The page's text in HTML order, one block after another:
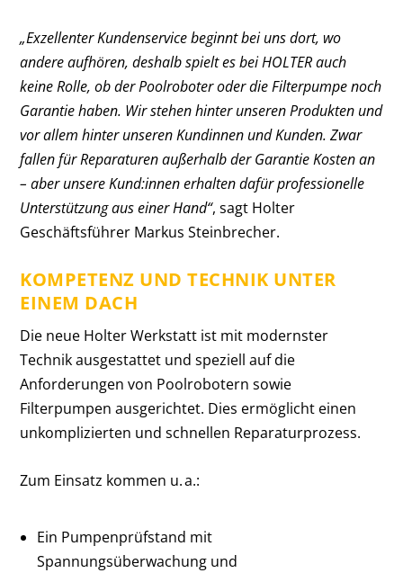
„Exzellenter Kundenservice beginnt bei uns dort, wo
andere aufhören, deshalb spielt es bei HOLTER auch
keine Rolle, ob der Poolroboter oder die Filterpumpe noch
Garantie haben. Wir stehen hinter unseren Produkten und
vor allem hinter unseren Kundinnen und Kunden. Zwar
fallen für Reparaturen außerhalb der Garantie Kosten an
– aber unsere Kund:innen erhalten dafür professionelle
Unterstützung aus einer Hand“, sagt Holter
Geschäftsführer Markus Steinbrecher.
KOMPETENZ UND TECHNIK UNTER
EINEM DACH
Die neue Holter Werkstatt ist mit modernster
Technik ausgestattet und speziell auf die
Anforderungen von Poolrobotern sowie
Filterpumpen ausgerichtet. Dies ermöglicht einen
unkomplizierten und schnellen Reparaturprozess.
Zum Einsatz kommen u. a.:
Ein Pumpenprüfstand mit
Spannungsüberwachung und